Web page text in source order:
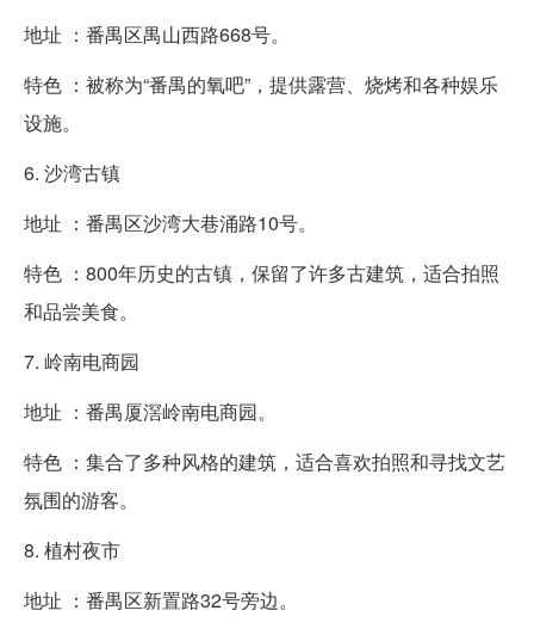
地址 ：番禺区禺山西路668号。
特色 ：被称为“番禺的氧吧”，提供露营、烧烤和各种娱乐
设施。
6. 沙湾古镇
地址 ：番禺区沙湾大巷涌路10号。
特色 ：800年历史的古镇，保留了许多古建筑，适合拍照
和品尝美食。
7. 岭南电商园
地址 ：番禺厦滘岭南电商园。
特色 ：集合了多种风格的建筑，适合喜欢拍照和寻找文艺
氛围的游客。
8. 植村夜市
地址 ：番禺区新置路32号旁边。